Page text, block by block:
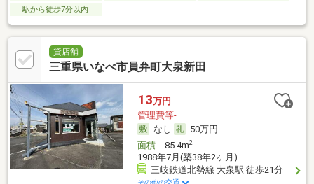
駅から徒歩7分以内
貸店舗
三重県いなべ市員弁町大泉新田
13万円
管理費等-
なし
50万円
面積85.4m2
1988年7月(築38年2ヶ月)
三岐鉄道北勢線 大泉駅 徒歩21分
その他の交通